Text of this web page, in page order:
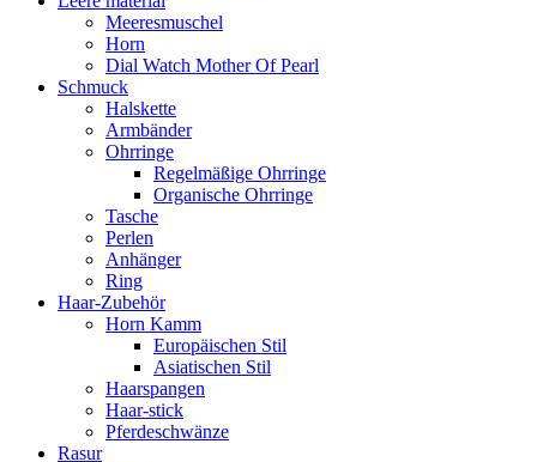
Meeresmuschel
Horn
Dial Watch Mother Of Pearl
Schmuck
Halskette
Armbänder
Ohrringe
Regelmäßige Ohrringe
Organische Ohrringe
Tasche
Perlen
Anhänger
Ring
Haar-Zubehör
Horn Kamm
Europäischen Stil
Asiatischen Stil
Haarspangen
Haar-stick
Pferdeschwänze
Rasur